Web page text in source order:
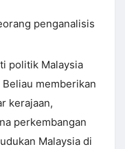
penganalisis
politik Malaysia
memberikan
kerajaan,
perkembangan
Malaysia di